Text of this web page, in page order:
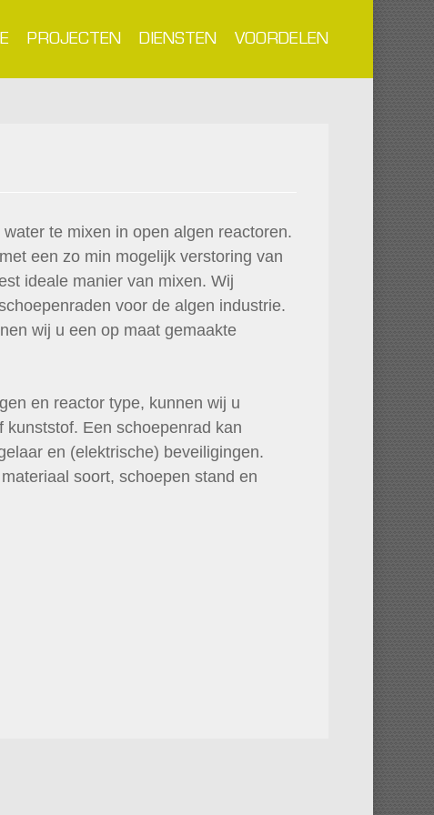
PROJECTEN DIENSTEN VOORDELEN
te mixen in open algen reactoren.
een zo min mogelijk verstoring van
ideale manier van mixen. Wij
voor de algen industrie.
wij u een op maat gemaakte
en reactor type, kunnen wij u
Een schoepenrad kan
en (elektrische) beveiligingen.
soort, schoepen stand en